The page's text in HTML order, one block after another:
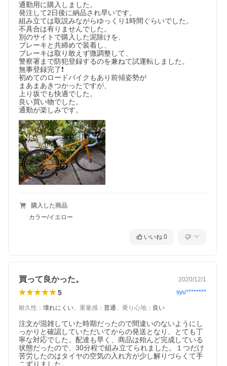
通勤用に購入しました。
発注して2日後に納品され早いです。
組み立ては取説みながらゆっくり1時間ぐらいでした。
不具合は有りませんでした。
別のサイトで購入した泥除けを、
ブレーキと共締めで装着し、
ブレーキは取り敢えず微調整して、
警察署まで防犯登録するのを兼ねて試運転しました。
無事登録完了❗️
初めてのロードバイクもあり前傾姿勢が
まあまあきつかったですが、
上り坂でも快適でした。
良い買い物でした。
通勤が楽しみです。
購入した商品
カラー/イエロー
いいね 0
買って良かった。 2020/12/1
5 syu********
耐久性 ： 壊れにくい、 重量感 ： 普通、 乗り心地 ： 良い
注文が混雑していた時期だったので間違いのないようにし
っかりと確認していただいてからの発送となり、とても丁
寧な対応でした。配達も早く、商品は殆んど完成している
状態だったので、30分程で組み立てられました。１つだけ
苦労したのはタイヤの空気の入れ方が少し解りづらくて手
こずりました。